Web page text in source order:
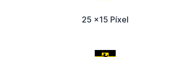
25 x15 Píxel